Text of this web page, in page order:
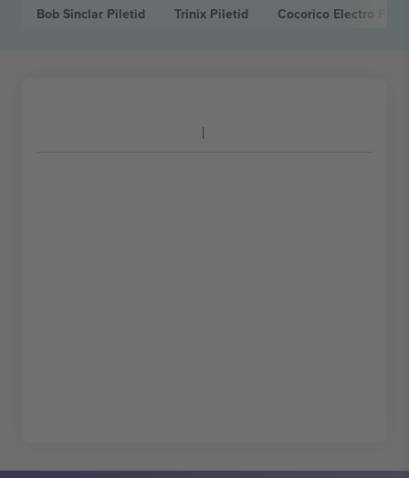
Bob Sinclar Piletid Trinix Piletid Cocorico Electro